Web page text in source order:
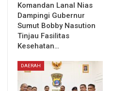
Komandan Lanal Nias
Dampingi Gubernur
Sumut Bobby Nasution
Tinjau Fasilitas
Kesehatan…
DAERAH